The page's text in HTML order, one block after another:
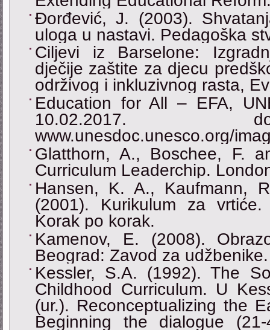
Đorđević, J. (2003).
uloga u nastavi. Pedagoška
Ciljevi iz Barselone:
dječije zaštite za djecu
održivog i inkluzivnog rasta,
Education for All – EFA,
10.02.2017.
www.unesdoc.unesco.org/
Glatthorn, A., Boschee, F.
Curriculum Leaderchip.
Hansen, K. A., Kaufmann,
(2001). Kurikulum za
Korak po korak.
Kamenov, E. (2008).
Beograd: Zavod za udžbenike.
Kessler, S.A. (1992). The
Childhood Curriculum. U
(ur.). Reconceptualizing the
Beginning the dialogue